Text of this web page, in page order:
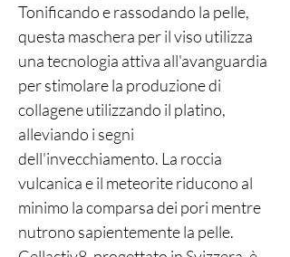
Tonificando e rassodando la pelle,
questa maschera per il viso utilizza
una tecnologia attiva all'avanguardia
per stimolare la produzione di
collagene utilizzando il platino,
alleviando i segni
dell'invecchiamento. La roccia
vulcanica e il meteorite riducono al
minimo la comparsa dei pori mentre
nutrono sapientemente la pelle.